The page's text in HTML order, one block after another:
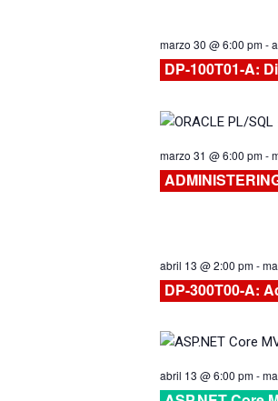
marzo 30 @ 6:00 pm-
DP-100T01-A:
marzo 31 @ 6:00 pm-
abril 13 @ 2:00 pm-
DP-300T00-A:
abril 13 @ 6:00 pm-